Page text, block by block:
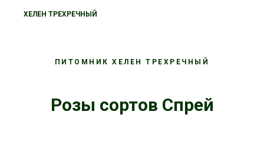
ХЕЛЕН ТРЕХРЕЧНЫЙ
ПИТОМНИК ХЕЛЕН ТРЕХРЕЧНЫЙ
Розы сортов Спрей